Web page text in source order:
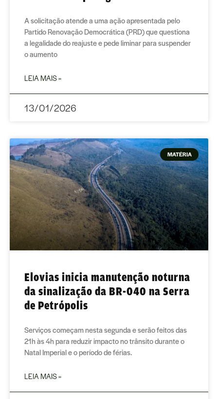
A solicitação atende a uma ação apresentada pelo
Partido Renovação Democrática (PRD) que questiona
a legalidade do reajuste e pede liminar para suspender
o aumento
LEIA MAIS »
13/01/2026
MATÉRIA
Elovias inicia manutenção noturna
da sinalização da BR-040 na Serra
de Petrópolis
Serviços começam nesta segunda e serão feitos das
21h às 4h para reduzir impacto no trânsito durante o
Natal Imperial e o período de férias.
LEIA MAIS »